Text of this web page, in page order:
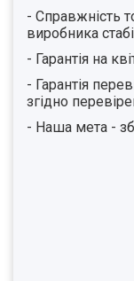
- Справжність
виробника
- Гарантія на
- Гарантія
згідно
- Наша мета -